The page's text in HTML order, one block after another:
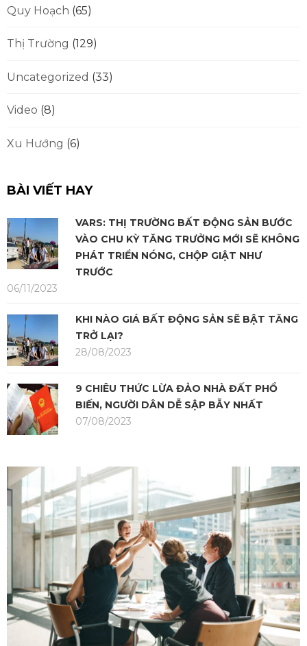
Quy Hoạch (65)
Thị Trường (129)
Uncategorized (33)
Video (8)
Xu Hướng (6)
BÀI VIẾT HAY
VARS: THỊ TRƯỜNG BẤT ĐỘNG SẢN BƯỚC
VÀO CHU KỲ TĂNG TRƯỞNG MỚI SẼ KHÔNG
PHÁT TRIỂN NÓNG, CHỘP GIẬT NHƯ
TRƯỚC
06/11/2023
KHI NÀO GIÁ BẤT ĐỘNG SẢN SẼ BẬT TĂNG
TRỞ LẠI?
28/08/2023
9 CHIÊU THỨC LỪA ĐẢO NHÀ ĐẤT PHỔ
BIẾN, NGƯỜI DÂN DỄ SẬP BẪY NHẤT
07/08/2023